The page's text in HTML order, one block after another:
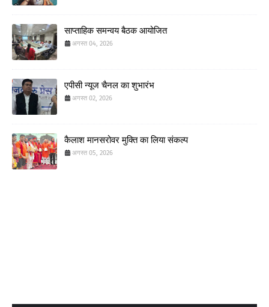
साप्ताहिक समन्वय बैठक आयोजित
अगस्त 04, 2026
एपीसी न्यूज चैनल का शुभारंभ
अगस्त 02, 2026
कैलाश मानसरोवर मुक्ति का लिया संकल्प
अगस्त 05, 2026